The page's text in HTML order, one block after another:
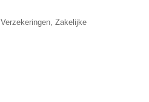
Zakelijke